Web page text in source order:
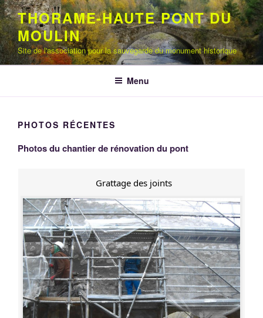
Aller
au
contenu
principal
THORAME-HAUTE PONT DU
MOULIN
Site de l'association pour la sauvegarde du monument historique
Menu
PHOTOS RÉCENTES
Photos du chantier de rénovation du pont
Grattage des joints